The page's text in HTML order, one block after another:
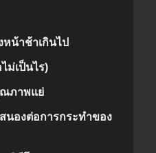
น้าช้าเกินไป
ม่เป็นไร)
ณภาพแย่
นองต่อการกระทำของ